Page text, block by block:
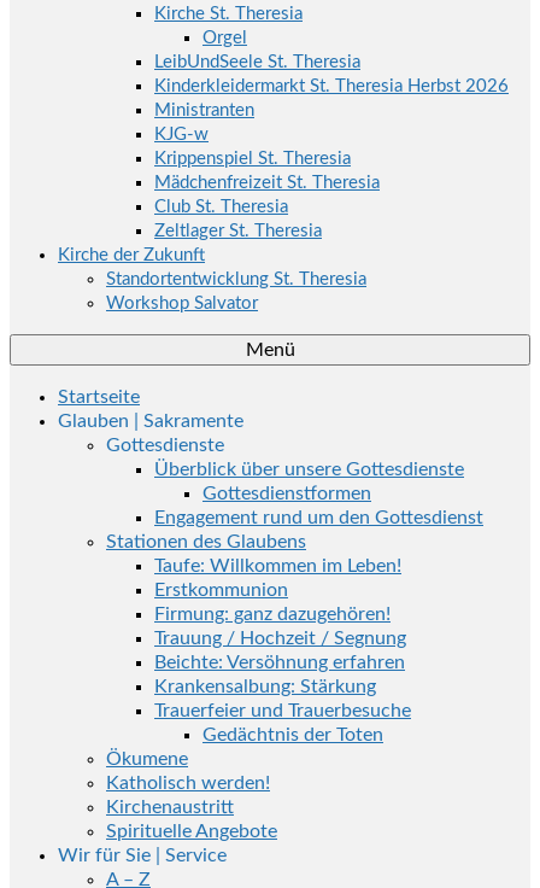
Kirche St. Theresia
Orgel
LeibUndSeele St. Theresia
Kinderkleidermarkt St. Theresia Herbst 2026
Ministranten
KJG-w
Krippenspiel St. Theresia
Mädchenfreizeit St. Theresia
Club St. Theresia
Zeltlager St. Theresia
Kirche der Zukunft
Standortentwicklung St. Theresia
Workshop Salvator
Menü
Startseite
Glauben | Sakramente
Gottesdienste
Überblick über unsere Gottesdienste
Gottesdienstformen
Engagement rund um den Gottesdienst
Stationen des Glaubens
Taufe: Willkommen im Leben!
Erstkommunion
Firmung: ganz dazugehören!
Trauung / Hochzeit / Segnung
Beichte: Versöhnung erfahren
Krankensalbung: Stärkung
Trauerfeier und Trauerbesuche
Gedächtnis der Toten
Ökumene
Katholisch werden!
Kirchenaustritt
Spirituelle Angebote
Wir für Sie | Service
A – Z